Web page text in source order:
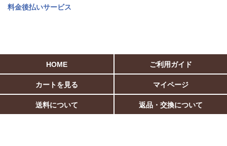
料金後払いサービス
HOME ご利用ガイド
カートを見る マイページ
送料について 返品・交換について